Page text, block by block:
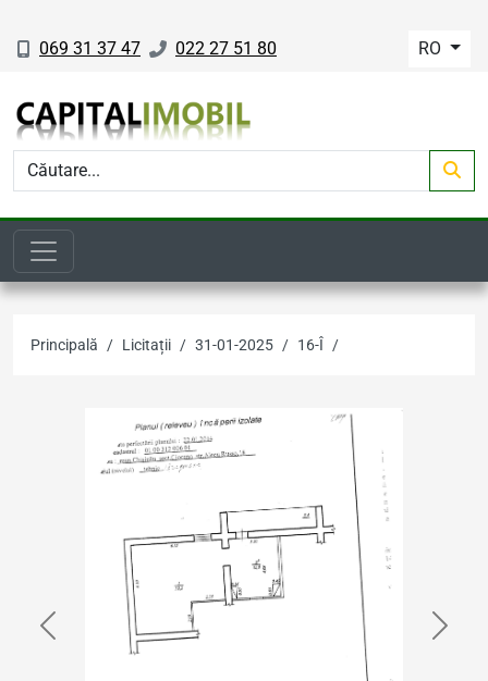
069 31 37 47 022 27 51 80 RO
Principală Licitații 31-01-2025 16-Î
Previous Next